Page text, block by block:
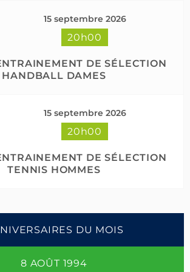
15 septembre 2026
20h00
DE SÉLECTION
HANDBALL DAMES
15 septembre 2026
20h00
DE SÉLECTION
TENNIS HOMMES
DU MOIS
8 AOÛT 1994